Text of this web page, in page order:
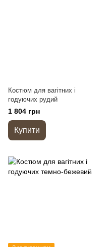
Костюм для вагітних і
годуючих рудий
1 804 грн
Купити